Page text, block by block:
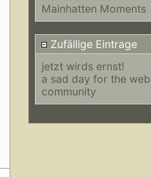
Mainhatten Moments
Zufällige Eintrage
jetzt wirds ernst!
a sad day for the
community